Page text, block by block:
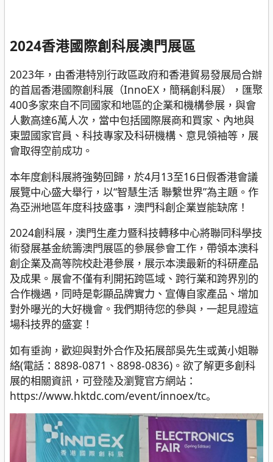
2024香港國際創科展澳門展區
2023年，由香港特別行政區政府和香港貿易發展局合辦
的首屆香港國際創科展（InnoEX，簡稱創科展），匯聚
400多家來自不同國家和地區的企業和機構參展，與會
人數高達6萬人次，當中包括國際展商和買家、內地與
東盟國家官員、科技專家及科研機構、意見領袖等，展
會取得空前成功。
本年度創科展將強勢回歸，於4月13至16日假香港會議
展覽中心盛大舉行，以“智慧生活 聯繫世界”為主題。作
為亞洲地區年度科技盛事，澳門科創企業豈能缺席！
2024創科展，澳門生產力暨科技轉移中心將聯同科學技
術發展基金統籌澳門展區的參展參會工作，帶領本澳科
創企業及高等院校赴港參展，展示本澳最新的科研產品
及成果。展會不僅有利開拓跨區域、跨行業和跨界別的
合作機遇，同時是彰顯品牌實力、宣傳自家產品、增加
對外曝光的大好機會。我們期待您的參與，一起見證這
場科技界的盛宴！
如有垂詢，歡迎與對外合作及拓展部吳先生或黃小姐聯
絡(電話：8898-0871、8898-0836)。欲了解更多創科
展的相關資訊，可登陸及瀏覽官方網站：
https://www.hktdc.com/event/innoex/tc。